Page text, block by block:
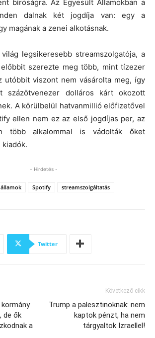
bíróságra. Az Egyesült Államokban a
dalnak két jogdíja van: egy a
magának a zenei alkotásnak.
legsikeresebb streamszolgatója, a
szerezte meg több, mint tízezer
utóbbit viszont nem vásárolta meg, így
százötvenezer dolláros kárt okozott
A körülbelül hatvanmillió előfizetővel
ellen nem ez az első jogdíjas per, az
több alkalommal is vádolták őket
- Hirdetés -
Spotify streamszolgáltatás
Twitter
de ők
a
Következő cikk
Trump a palesztinoknak: nem
kaptok pénzt, ha nem
tárgyaltok Izraellel!